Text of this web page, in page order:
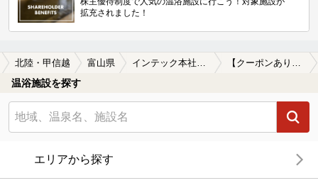
拡充されました！
北陸・甲信越 富山県 インテック本社前駅 【クーポンあり】カップルにおすすめのインテック本社前駅近くの温泉、日帰り温泉、スーパー銭湯おすすめ
温浴施設を探す
エリアから探す